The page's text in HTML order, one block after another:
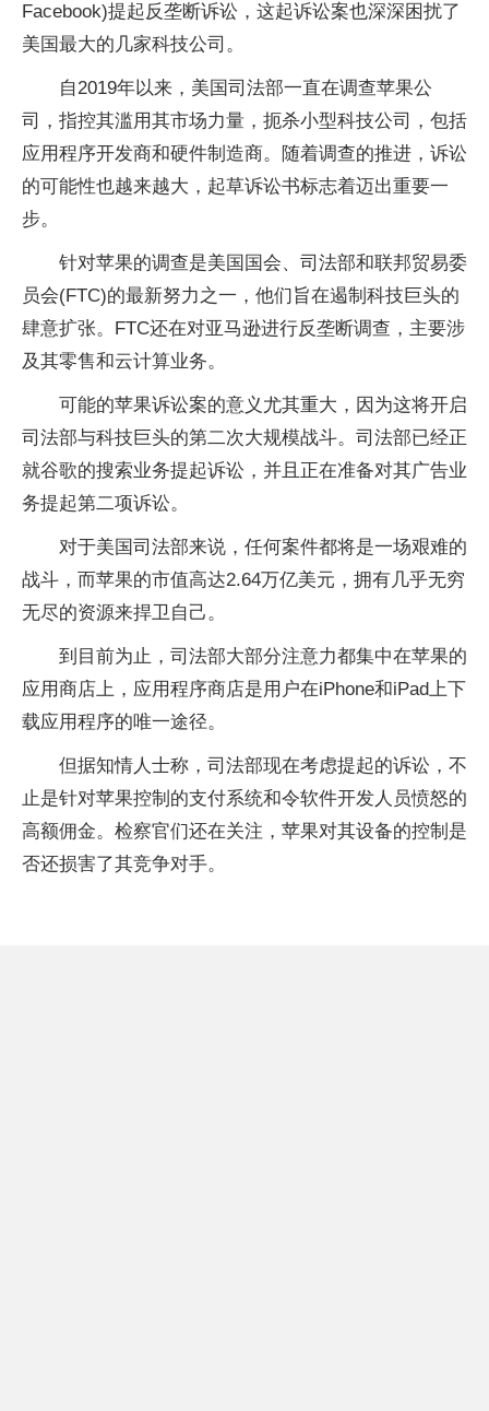
Facebook)提起反垄断诉讼，这起诉讼案也深深困扰了
美国最大的几家科技公司。
自2019年以来，美国司法部一直在调查苹果公
司，指控其滥用其市场力量，扼杀小型科技公司，包括
应用程序开发商和硬件制造商。随着调查的推进，诉讼
的可能性也越来越大，起草诉讼书标志着迈出重要一
步。
针对苹果的调查是美国国会、司法部和联邦贸易委
员会(FTC)的最新努力之一，他们旨在遏制科技巨头的
肆意扩张。FTC还在对亚马逊进行反垄断调查，主要涉
及其零售和云计算业务。
可能的苹果诉讼案的意义尤其重大，因为这将开启
司法部与科技巨头的第二次大规模战斗。司法部已经正
就谷歌的搜索业务提起诉讼，并且正在准备对其广告业
务提起第二项诉讼。
对于美国司法部来说，任何案件都将是一场艰难的
战斗，而苹果的市值高达2.64万亿美元，拥有几乎无穷
无尽的资源来捍卫自己。
到目前为止，司法部大部分注意力都集中在苹果的
应用商店上，应用程序商店是用户在iPhone和iPad上下
载应用程序的唯一途径。
但据知情人士称，司法部现在考虑提起的诉讼，不
止是针对苹果控制的支付系统和令软件开发人员愤怒的
高额佣金。检察官们还在关注，苹果对其设备的控制是
否还损害了其竞争对手。